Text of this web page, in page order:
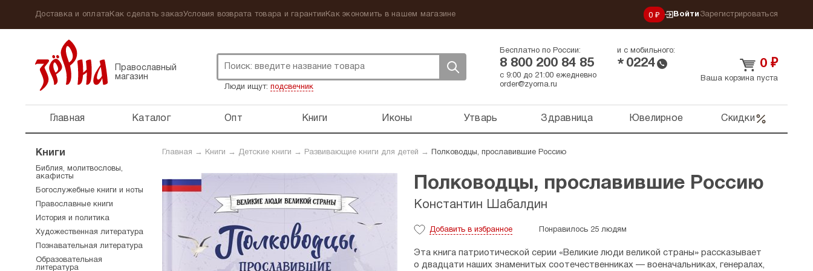
Доставка и оплатаКак сделать заказУсловия возврата товара и гарантии Как экономить в нашем магазине 0 ₽ Войти Зарегистрироваться
Православный
магазин
Люди ищут: подсвечник
Бесплатно по России:
8 800 200 84 85
и с мобильного:
* 0224
с 9:00 до 21:00 ежедневно
order@zyorna.ru
0 ₽
Ваша корзина пуста
Главная Каталог Опт Книги Иконы Утварь Здравница Ювелирное Скидки
Главная → Книги → Детские книги → Развивающие книги для детей → Полководцы, прославившие Россию
Полководцы, прославившие Россию
Константин Шабалдин
Добавить в избранное Понравилось 25 людям
Эта книга патриотической серии «Великие люди великой страны» рассказывает
о двадцати наших знаменитых соотечественниках — военачальниках, генералах,
Книги
Библия, молитвословы,
акафисты
Богослужебные книги и ноты
Православные книги
История и политика
Художественная литература
Познавательная литература
Образовательная
литература